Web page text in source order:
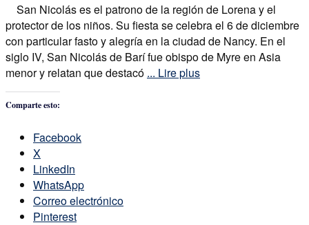
San Nicolás es el patrono de la región de Lorena y el
protector de los niños. Su fiesta se celebra el 6 de diciembre
con particular fasto y alegría en la ciudad de Nancy. En el
siglo IV, San Nicolás de Barí fue obispo de Myre en Asia
menor y relatan que destacó ... Lire plus
Comparte esto:
Facebook
X
LinkedIn
WhatsApp
Correo electrónico
Pinterest